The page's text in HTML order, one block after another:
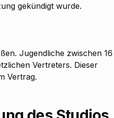
gekündigt wurde.
Jugendliche zwischen 16
Vertreters. Dieser
Vertrag.